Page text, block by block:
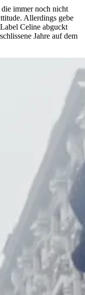
immer noch nicht
Allerdings gebe
Celine abguckt
Jahre auf dem